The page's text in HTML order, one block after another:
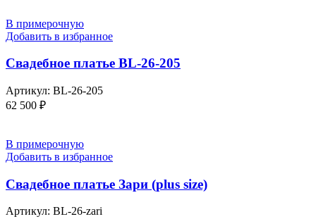
В примерочную
Добавить в избранное
Свадебное платье BL-26-205
Артикул: BL-26-205
62 500 ₽
В примерочную
Добавить в избранное
Свадебное платье Зари (plus size)
Артикул: BL-26-zari